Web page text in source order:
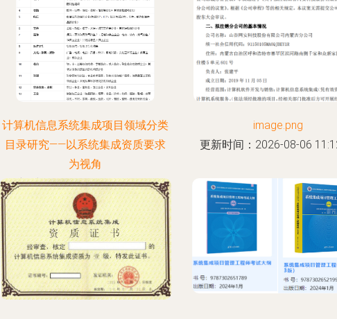
计算机信息系统集成项目领域分类
目录研究——以系统集成资质要求
为视角
更新时间：2026-08-06 00:41:48
image.png
更新时间：2026-08-06